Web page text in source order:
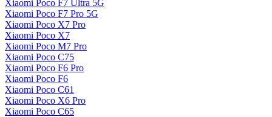
Xiaomi Poco F7 Ultra 5G
Xiaomi Poco F7 Pro 5G
Xiaomi Poco X7 Pro
Xiaomi Poco X7
Xiaomi Poco M7 Pro
Xiaomi Poco C75
Xiaomi Poco F6 Pro
Xiaomi Poco F6
Xiaomi Poco C61
Xiaomi Poco X6 Pro
Xiaomi Poco C65